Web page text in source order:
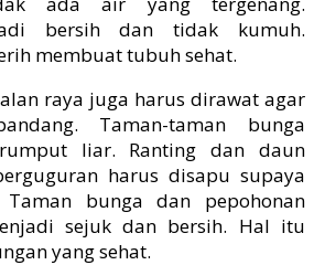
bersih dan tidak kumuh.
membuat tubuh sehat.
raya juga harus dirawat agar
Taman-taman bunga
liar. Ranting dan daun
harus disapu supaya
bunga dan pepohonan
sejuk dan bersih. Hal itu
yang sehat.